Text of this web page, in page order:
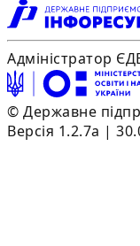
Адміністратор
© Державне
Версія 1.2.7a |